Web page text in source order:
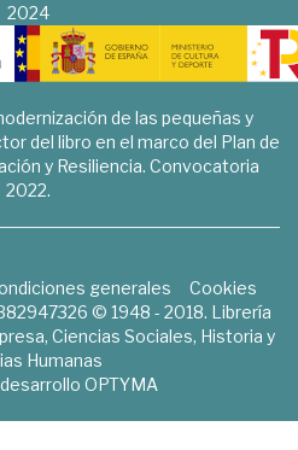
2024
de las pequeñas y
del libro en el marco del Plan de
y Resiliencia. Convocatoria
2022.
generales
Cookies
© 1948 - 2018. Librería
Ciencias Sociales, Historia y
Humanas
OPTYMA